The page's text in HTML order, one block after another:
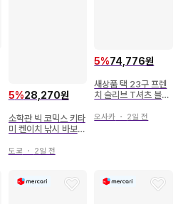
5%28,270원
소학관 빅 코믹스 키타
미 켄이치 낚시 바보
도쿄 ・ 2일 전
5%74,776원
새상품 택 23구 프렌
치 슬리브 T셔츠 블랙
0%
오사카 ・ 2일 전